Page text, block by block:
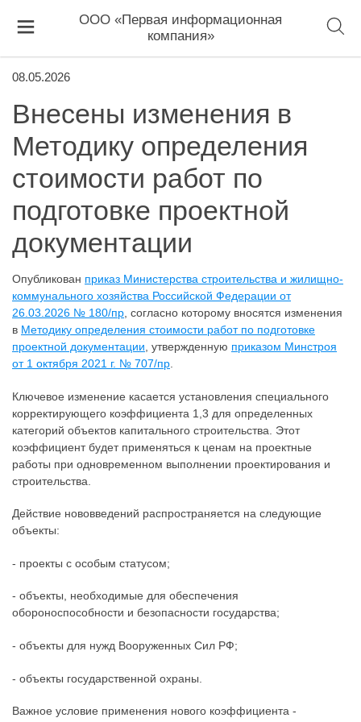
ООО «Первая информационная
компания»
08.05.2026
Внесены изменения в
Методику определения
стоимости работ по
подготовке проектной
документации
Опубликован приказ Министерства строительства и жилищно-
коммунального хозяйства Российской Федерации от
26.03.2026 № 180/пр , согласно которому вносятся изменения
в Методику определения стоимости работ по подготовке
проектной документации , утвержденную приказом Минстроя
от 1 октября 2021 г. № 707/пр
Ключевое изменение касается установления специального
корректирующего коэффициента 1,3 для определенных
категорий объектов капитального строительства. Этот
коэффициент будет применяться к ценам на проектные
работы при одновременном выполнении проектирования и
строительства.
Действие нововведений распространяется на следующие
объекты:
- проекты с особым статусом;
- объекты, необходимые для обеспечения
обороноспособности и безопасности государства;
- объекты для нужд Вооруженных Сил РФ;
- объекты государственной охраны.
Важное условие применения нового коэффициента -